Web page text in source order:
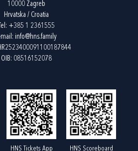
10000 Zagreb
Hrvatska / Croatia
Tel: +385 1 2361555
mail: info@hns.family
OIB: 08516152078
HNS Tickets App HNS Scoreboard